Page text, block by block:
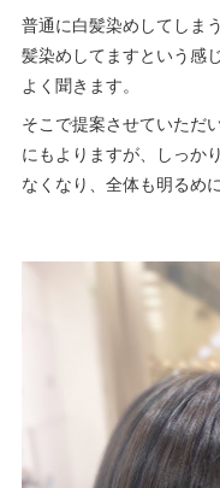
普通に白髪染めしてしま
髪染めしてますという感
よく聞きます。
そこで提案させていただ
にもよりますが、しっか
なくなり、全体も明るめ